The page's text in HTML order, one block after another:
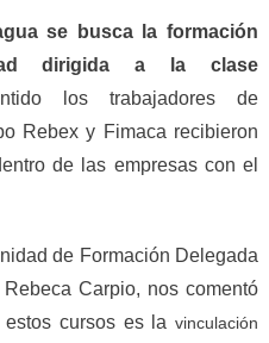
se busca la formación
dirigida a la clase
los trabajadores de
Rebex y Fimaca recibieron
de las empresas con el
de Formación Delegada
Carpio, nos comentó
estos cursos es lavinculación